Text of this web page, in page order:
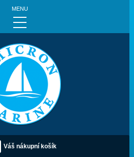
MENU
Váš nákupní košík